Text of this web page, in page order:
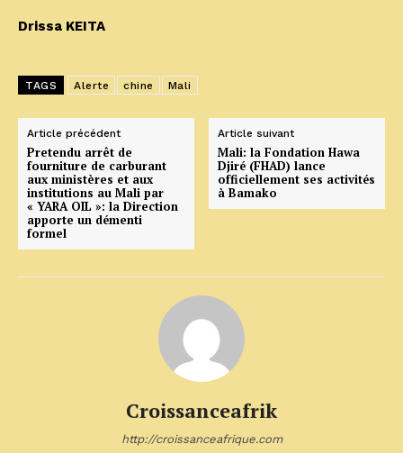
Drissa KEITA
TAGS Alerte chine Mali
Article précédent
Pretendu arrêt de
fourniture de carburant
aux ministères et aux
institutions au Mali par
« YARA OIL »: la Direction
apporte un démenti
formel
Article suivant
Mali: la Fondation Hawa
Djiré (FHAD) lance
officiellement ses activités
à Bamako
Croissanceafrik
http://croissanceafrique.com